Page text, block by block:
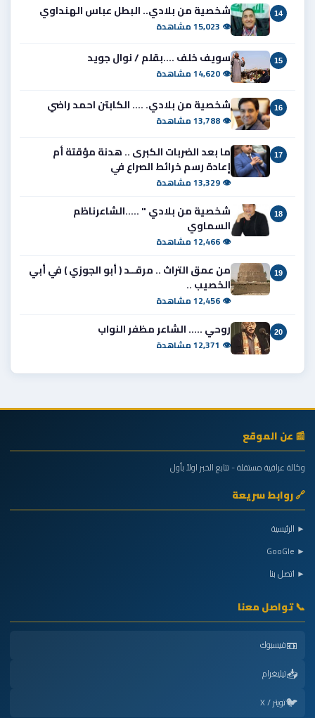
14 شخصية من بلادي.. البطل عباس الهنداوي
👁 15,023 مشاهدة
15 سويف خلف ....بقلم / نوال جويد
👁 14,620 مشاهدة
16 شخصية من بلادي. .... الكابتن احمد راضي
👁 13,788 مشاهدة
17
ما بعد الضربات الكبرى .. هدنة مؤقتة أم
إعادة رسم خرائط الصراع في
👁 13,329 مشاهدة
18
شخصية من بلادي " .....الشاعرناظم
السماوي
👁 12,466 مشاهدة
19
من عمق التراث .. مرقــد ( أبو الجوزي ) في أبي
الخصيب ..
👁 12,456 مشاهدة
20 روحي ..... الشاعر مظفر النواب
👁 12,371 مشاهدة
📰 عن الموقع
وكالة عراقية مستقلة - تتابع الخبر اولاً بأول
🔗 روابط سريعة
► الرئيسية
► GooGle
► اتصل بنا
📞 تواصل معنا
📼فيسبوك
📥تيليغرام
🐦تويتر / X